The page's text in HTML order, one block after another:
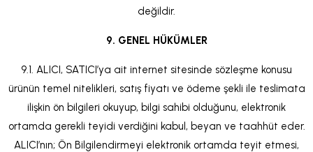
değildir.
9. GENEL HÜKÜMLER
9.1. ALICI, SATICI’ya ait internet sitesinde sözleşme konusu
ürünün temel nitelikleri, satış fiyatı ve ödeme şekli ile teslimata
ilişkin ön bilgileri okuyup, bilgi sahibi olduğunu, elektronik
ortamda gerekli teyidi verdiğini kabul, beyan ve taahhüt eder.
ALICI’nın; Ön Bilgilendirmeyi elektronik ortamda teyit etmesi,